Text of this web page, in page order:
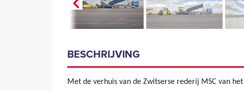
BESCHRIJVING
Met de verhuis van de Zwitserse rederij MSC van